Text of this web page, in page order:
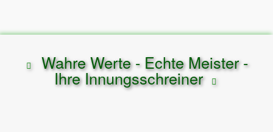
Wahre Werte - Echte Meister -
Ihre Innungsschreiner